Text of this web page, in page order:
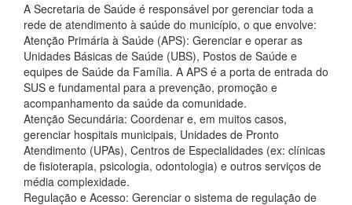
A Secretaria de Saúde é responsável por gerenciar toda a
rede de atendimento à saúde do município, o que envolve:
Atenção Primária à Saúde (APS): Gerenciar e operar as
Unidades Básicas de Saúde (UBS), Postos de Saúde e
equipes de Saúde da Família. A APS é a porta de entrada do
SUS e fundamental para a prevenção, promoção e
acompanhamento da saúde da comunidade.
Atenção Secundária: Coordenar e, em muitos casos,
gerenciar hospitais municipais, Unidades de Pronto
Atendimento (UPAs), Centros de Especialidades (ex: clínicas
de fisioterapia, psicologia, odontologia) e outros serviços de
média complexidade.
Regulação e Acesso: Gerenciar o sistema de regulação de